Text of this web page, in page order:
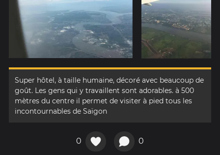
Super hôtel, à taille humaine, décoré avec beaucoup de
goût. Les gens qui y travaillent sont adorables. à 500
mètres du centre il permet de visiter à pied tous les
incontournables de Saïgon
0 0